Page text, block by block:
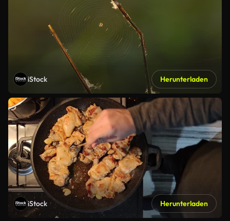
iStock Herunterladen
iStock Herunterladen